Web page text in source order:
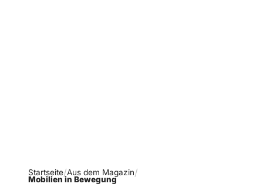
Startseite Aus dem Magazin
Mobilien in Bewegung